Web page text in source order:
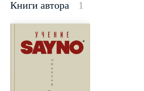
Книги автора 1